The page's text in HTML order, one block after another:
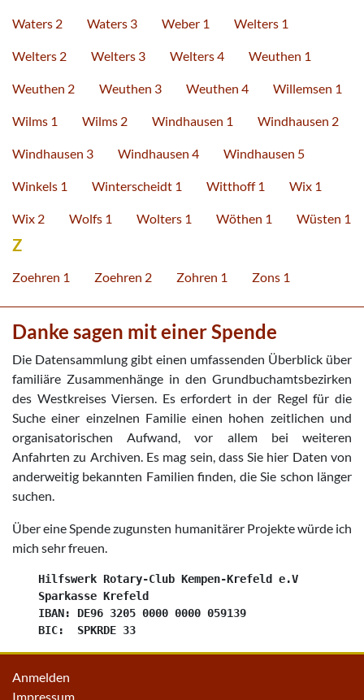
Waters 2 Waters 3 Weber 1 Welters 1
Welters 2 Welters 3 Welters 4 Weuthen 1
Weuthen 2 Weuthen 3 Weuthen 4 Willemsen 1
Wilms 1 Wilms 2 Windhausen 1 Windhausen 2
Windhausen 3 Windhausen 4 Windhausen 5
Winkels 1 Winterscheidt 1 Witthoff 1 Wix 1
Wix 2 Wolfs 1 Wolters 1 Wöthen 1 Wüsten 1
Z
Zoehren 1 Zoehren 2 Zohren 1 Zons 1
Danke sagen mit einer Spende
Die Datensammlung gibt einen umfassenden Überblick über
familiäre Zusammenhänge in den Grundbuchamtsbezirken
des Westkreises Viersen. Es erfordert in der Regel für die
Suche einer einzelnen Familie einen hohen zeitlichen und
organisatorischen Aufwand, vor allem bei weiteren
Anfahrten zu Archiven. Es mag sein, dass Sie hier Daten von
anderweitig bekannten Familien finden, die Sie schon länger
suchen.
Über eine Spende zugunsten humanitärer Projekte würde ich
mich sehr freuen.
    Hilfswerk Rotary-Club Kempen-Krefeld e.V
    Sparkasse Krefeld
    IBAN: DE96 3205 0000 0000 059139
Anmelden
Impressum